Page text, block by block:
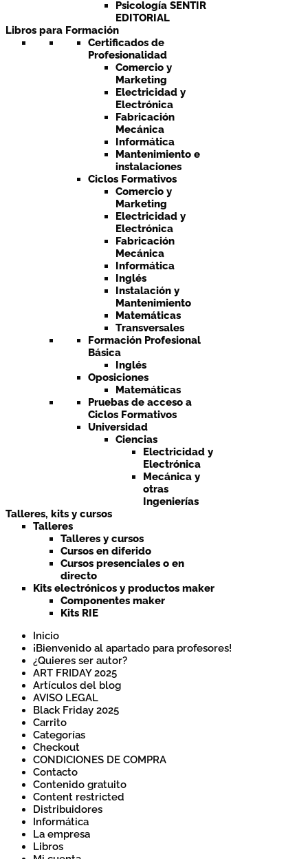
Psicología SENTIR
EDITORIAL
Libros para Formación
Certificados de
Profesionalidad
Comercio y
Marketing
Electricidad y
Electrónica
Fabricación
Mecánica
Informática
Mantenimiento e
instalaciones
Ciclos Formativos
Comercio y
Marketing
Electricidad y
Electrónica
Fabricación
Mecánica
Informática
Inglés
Instalación y
Mantenimiento
Matemáticas
Transversales
Formación Profesional
Básica
Inglés
Oposiciones
Matemáticas
Pruebas de acceso a
Ciclos Formativos
Universidad
Ciencias
Electricidad y
Electrónica
Mecánica y
otras
Ingenierías
Talleres, kits y cursos
Talleres
Talleres y cursos
Cursos en diferido
Cursos presenciales o en
directo
Kits electrónicos y productos maker
Componentes maker
Kits RIE
Inicio
¡Bienvenido al apartado para profesores!
¿Quieres ser autor?
ART FRIDAY 2025
Artículos del blog
AVISO LEGAL
Black Friday 2025
Carrito
Categorías
Checkout
CONDICIONES DE COMPRA
Contacto
Contenido gratuito
Content restricted
Distribuidores
Informática
La empresa
Libros